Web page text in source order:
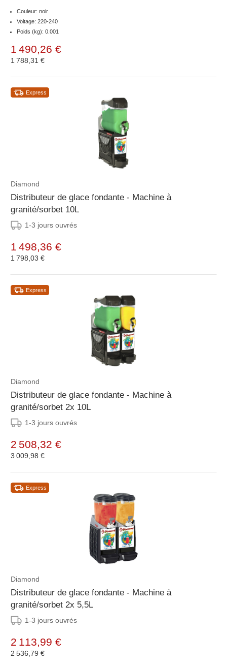
Couleur: noir
Voltage: 220-240
Poids (kg): 0.001
1 490,26 €
1 788,31 €
Express
Diamond
Distributeur de glace fondante - Machine à
granité/sorbet 10L
1-3 jours ouvrés
1 498,36 €
1 798,03 €
Express
Diamond
Distributeur de glace fondante - Machine à
granité/sorbet 2x 10L
1-3 jours ouvrés
2 508,32 €
3 009,98 €
Express
Diamond
Distributeur de glace fondante - Machine à
granité/sorbet 2x 5,5L
1-3 jours ouvrés
2 113,99 €
2 536,79 €